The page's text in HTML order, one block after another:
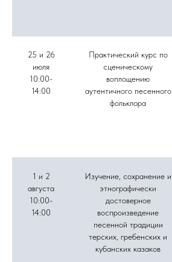
25 и 26
июля
10:00-
14:00
Практический курс по
сценическому
воплощению
аутентичного песенного
фольклора
1 и 2
августа
10:00-
14:00
Изучение, сохранение и
этнографически
достоверное
воспроизведение
песенной традиции
терских, гребенских и
кубанских казаков